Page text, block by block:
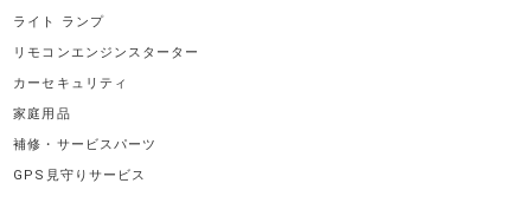
ライト ランプ
リモコンエンジンスターター
カーセキュリティ
家庭用品
補修・サービスパーツ
GPS見守りサービス